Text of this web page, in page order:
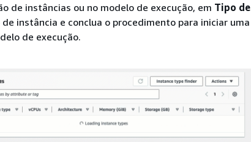
de instâncias ou no modelo de execução, em Tipo de
de instância e conclua o procedimento para iniciar uma
de execução.